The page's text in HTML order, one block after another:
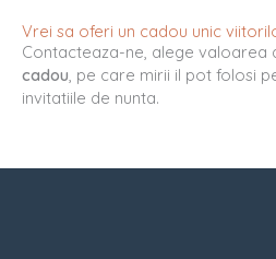
Vrei sa oferi un cadou unic
Contacteaza-ne, alege valoarea
cadou , pe care mirii il pot folosi
invitatiile de nunta.